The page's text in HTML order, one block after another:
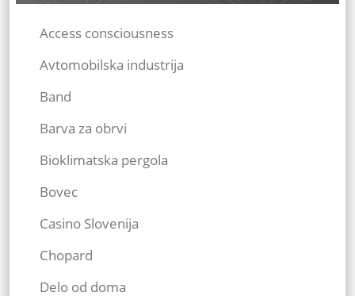
Access consciousness
Avtomobilska industrija
Band
Barva za obrvi
Bioklimatska pergola
Bovec
Casino Slovenija
Chopard
Delo od doma